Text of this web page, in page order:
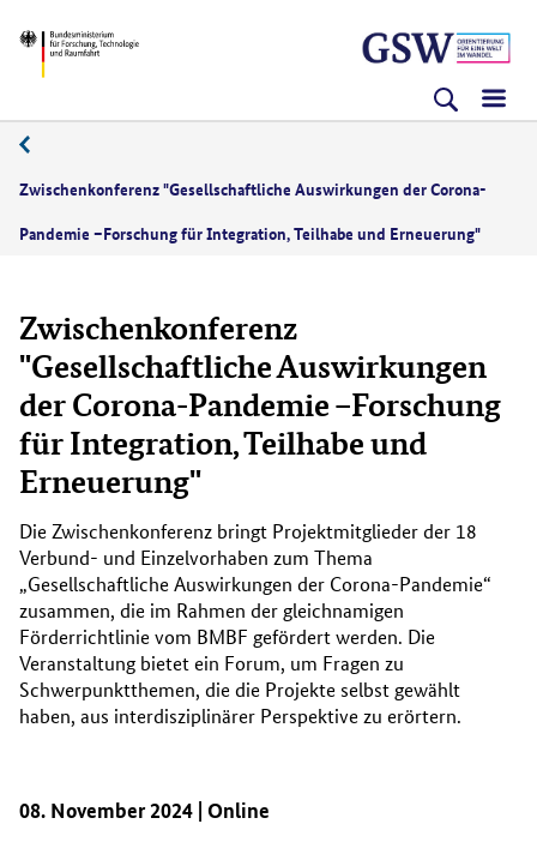
zum
(Eingabetaste)
zum
(Eingabetaste)
zur
(Eingabetaste)
BMFTR
Zwischenkonferenz "Gesellschaftliche Auswirkungen der Corona-
Pandemie –Forschung für Integration, Teilhabe und Erneuerung"
Zwischenkonferenz
"Gesellschaftliche Auswirkungen
der Corona-Pandemie –Forschung
für Integration, Teilhabe und
Erneuerung"
Die Zwischenkonferenz bringt Projektmitglieder der 18
Verbund- und Einzelvorhaben zum Thema
„Gesellschaftliche Auswirkungen der Corona-Pandemie“
zusammen, die im Rahmen der gleichnamigen
Förderrichtlinie vom BMBF gefördert werden. Die
Veranstaltung bietet ein Forum, um Fragen zu
Schwerpunktthemen, die die Projekte selbst gewählt
haben, aus interdisziplinärer Perspektive zu erörtern.
08. November 2024 | Online